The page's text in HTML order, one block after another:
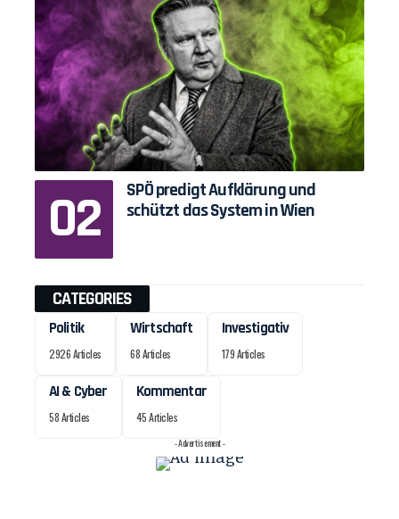
SPÖ predigt Aufklärung und
schützt das System in Wien
CATEGORIES
Politik
2926 Articles
Wirtschaft
68 Articles
Investigativ
179 Articles
AI & Cyber
58 Articles
Kommentar
45 Articles
- Advertisement -